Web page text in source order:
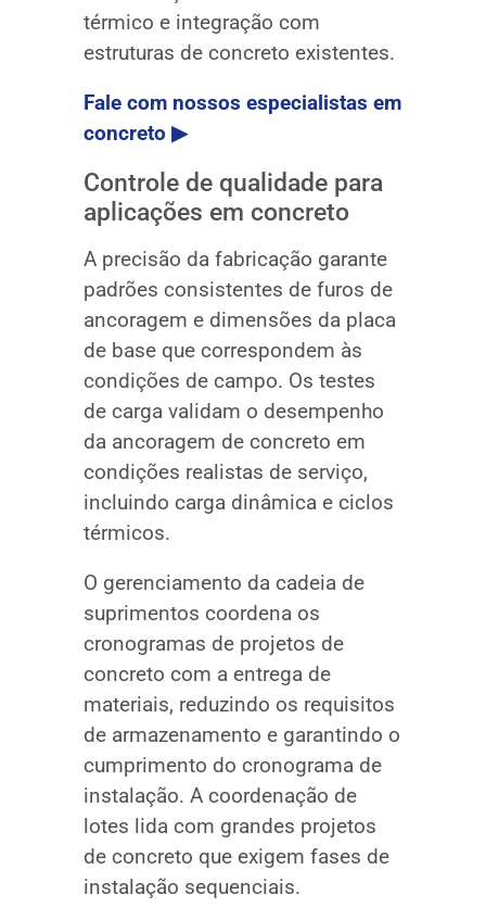
térmico e integração com
estruturas de concreto existentes.
Fale com nossos especialistas em
concreto ▶
Controle de qualidade para
aplicações em concreto
A precisão da fabricação garante
padrões consistentes de furos de
ancoragem e dimensões da placa
de base que correspondem às
condições de campo. Os testes
de carga validam o desempenho
da ancoragem de concreto em
condições realistas de serviço,
incluindo carga dinâmica e ciclos
térmicos.
O gerenciamento da cadeia de
suprimentos coordena os
cronogramas de projetos de
concreto com a entrega de
materiais, reduzindo os requisitos
de armazenamento e garantindo o
cumprimento do cronograma de
instalação. A coordenação de
lotes lida com grandes projetos
de concreto que exigem fases de
instalação sequenciais.